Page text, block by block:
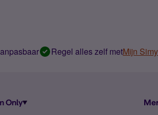
Regel alles zelf metMijn
Only